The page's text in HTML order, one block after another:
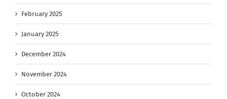
February 2025
January 2025
December 2024
November 2024
October 2024